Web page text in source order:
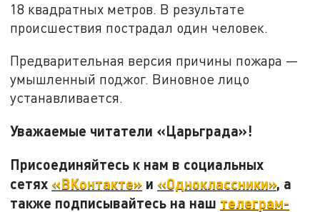
18 квадратных метров. В результате
происшествия пострадал один человек.
Предварительная версия причины пожара —
умышленный поджог. Виновное лицо
устанавливается.
Уважаемые читатели «Царьграда»!
Присоединяйтесь к нам в социальных
сетях «ВКонтакте» и «Одноклассники», а
также подписывайтесь на наш телеграм-